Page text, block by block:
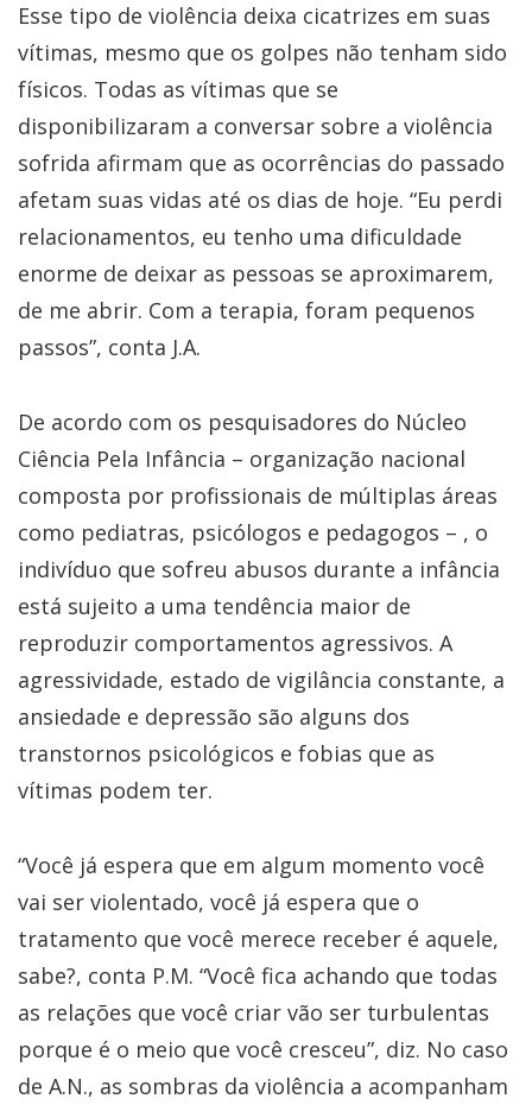
Esse tipo de violência deixa cicatrizes em suas
vítimas, mesmo que os golpes não tenham sido
físicos. Todas as vítimas que se
disponibilizaram a conversar sobre a violência
sofrida afirmam que as ocorrências do passado
afetam suas vidas até os dias de hoje. “Eu perdi
relacionamentos, eu tenho uma dificuldade
enorme de deixar as pessoas se aproximarem,
de me abrir. Com a terapia, foram pequenos
passos”, conta J.A.
De acordo com os pesquisadores do Núcleo
Ciência Pela Infância – organização nacional
composta por profissionais de múltiplas áreas
como pediatras, psicólogos e pedagogos – , o
indivíduo que sofreu abusos durante a infância
está sujeito a uma tendência maior de
reproduzir comportamentos agressivos. A
agressividade, estado de vigilância constante, a
ansiedade e depressão são alguns dos
transtornos psicológicos e fobias que as
vítimas podem ter.
“Você já espera que em algum momento você
vai ser violentado, você já espera que o
tratamento que você merece receber é aquele,
sabe?, conta P.M. “Você fica achando que todas
as relações que você criar vão ser turbulentas
porque é o meio que você cresceu”, diz. No caso
de A.N., as sombras da violência a acompanham